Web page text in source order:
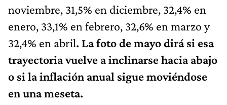
noviembre, 31,5% en diciembre, 32,4% en
enero, 33,1% en febrero, 32,6% en marzo y
32,4% en abril. La foto de mayo dirá si esa
trayectoria vuelve a inclinarse hacia abajo
o si la inflación anual sigue moviéndose
en una meseta.